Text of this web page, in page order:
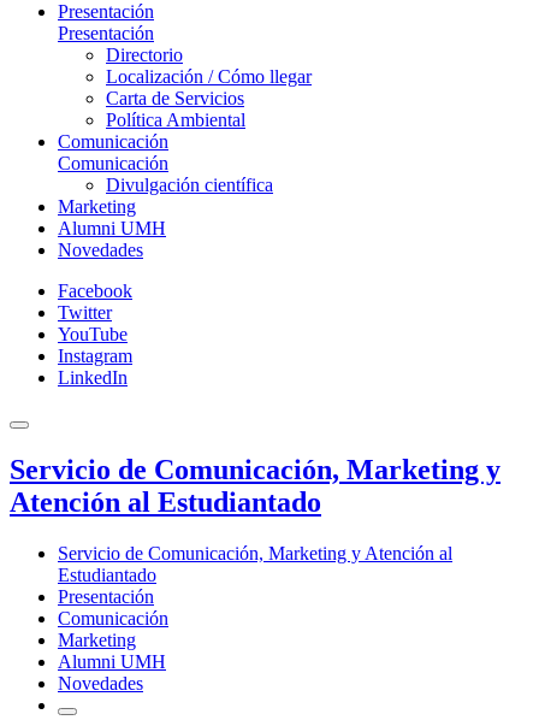
Presentación
Presentación
Directorio
Localización / Cómo llegar
Carta de Servicios
Política Ambiental
Comunicación
Comunicación
Divulgación científica
Marketing
Alumni UMH
Novedades
Facebook
Twitter
YouTube
Instagram
LinkedIn
Servicio de Comunicación, Marketing y
Atención al Estudiantado
Servicio de Comunicación, Marketing y Atención al
Estudiantado
Presentación
Comunicación
Marketing
Alumni UMH
Novedades